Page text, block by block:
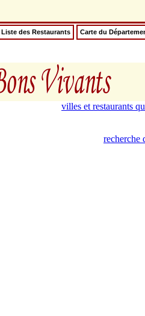
Liste des Restaurants Carte du
villes et restaurants
recherche